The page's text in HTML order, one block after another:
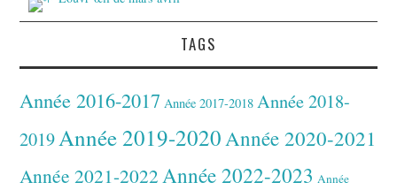
TAGS
Année 2016-2017 Année 2017-2018 Année 2018-
2019Année 2019-2020 Année 2020-2021
Année 2021-2022Année 2022-2023 Année